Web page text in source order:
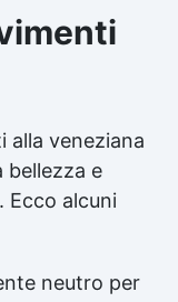
alla veneziana
bellezza e
Ecco alcuni
neutro per